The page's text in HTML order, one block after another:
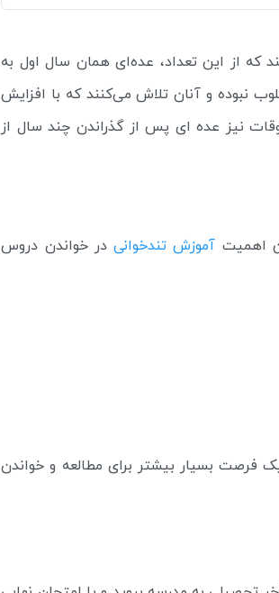
که از این تعداد، عده‌ای همان سال اول به
نبوده و آنان تلاش می‌کنند که با افزایش
نیز عده ای پس از گذراندن چند سال از
اهمیت آموزش تندخوانیدر خواندن دروس
فرصت بسیار بیشتر برای مطالعه و خواندن